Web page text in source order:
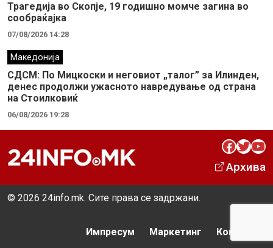
Трагедија во Скопје, 19 годишно момче загина во
сообраќајка
07/08/2026 14:28
Македонија
СДСМ: По Мицкоски и неговиот „талог” за Илинден,
денес продолжи ужасното навредување од страна
на Стоилковиќ
06/08/2026 19:28
Facebook Twitter YouTube
Архива
© 2026 24info.mk. Сите права се задржани.
Импресум Маркетинг Контакт